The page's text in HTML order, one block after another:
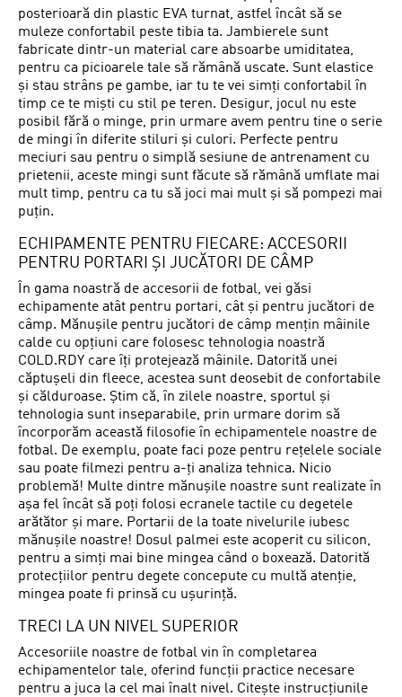
posterioară din plastic EVA turnat, astfel încât să se
muleze confortabil peste tibia ta. Jambierele sunt
fabricate dintr-un material care absoarbe umiditatea,
pentru ca picioarele tale să rămână uscate. Sunt elastice
și stau strâns pe gambe, iar tu te vei simți confortabil în
timp ce te miști cu stil pe teren. Desigur, jocul nu este
posibil fără o minge, prin urmare avem pentru tine o serie
de mingi în diferite stiluri și culori. Perfecte pentru
meciuri sau pentru o simplă sesiune de antrenament cu
prietenii, aceste mingi sunt făcute să rămână umflate mai
mult timp, pentru ca tu să joci mai mult și să pompezi mai
puțin.
ECHIPAMENTE PENTRU FIECARE: ACCESORII
PENTRU PORTARI ȘI JUCĂTORI DE CÂMP
În gama noastră de accesorii de fotbal, vei găsi
echipamente atât pentru portari, cât și pentru jucători de
câmp. Mănușile pentru jucători de câmp mențin mâinile
calde cu opțiuni care folosesc tehnologia noastră
COLD.RDY care îți protejează mâinile. Datorită unei
căptușeli din fleece, acestea sunt deosebit de confortabile
și călduroase. Știm că, în zilele noastre, sportul și
tehnologia sunt inseparabile, prin urmare dorim să
încorporăm această filosofie în echipamentele noastre de
fotbal. De exemplu, poate faci poze pentru rețelele sociale
sau poate filmezi pentru a-ți analiza tehnica. Nicio
problemă! Multe dintre mănușile noastre sunt realizate în
așa fel încât să poți folosi ecranele tactile cu degetele
arătător și mare. Portarii de la toate nivelurile iubesc
mănușile noastre! Dosul palmei este acoperit cu silicon,
pentru a simți mai bine mingea când o boxează. Datorită
protecțiilor pentru degete concepute cu multă atenție,
mingea poate fi prinsă cu ușurință.
TRECI LA UN NIVEL SUPERIOR
Accesoriile noastre de fotbal vin în completarea
echipamentelor tale, oferind funcții practice necesare
pentru a juca la cel mai înalt nivel. Citește instrucțiunile